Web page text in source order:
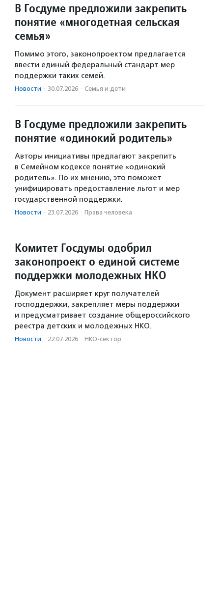
В Госдуме предложили закрепить
понятие «многодетная сельская
семья»
Помимо этого, законопроектом предлагается
ввести единый федеральный стандарт мер
поддержки таких семей.
Новости · 30.07.2026 · Семья и дети
В Госдуме предложили закрепить
понятие «одинокий родитель»
Авторы инициативы предлагают закрепить
в Семейном кодексе понятие «одинокий
родитель». По их мнению, это поможет
унифицировать предоставление льгот и мер
государственной поддержки.
Новости · 23.07.2026 · Права человека
Комитет Госдумы одобрил
законопроект о единой системе
поддержки молодежных НКО
Документ расширяет круг получателей
господдержки, закрепляет меры поддержки
и предусматривает создание общероссийского
реестра детских и молодежных НКО.
Новости · 22.07.2026 · НКО-сектор